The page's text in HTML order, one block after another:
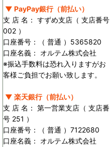
▼ PayPay銀行（前払い）
支 店 名： すずめ支店（ 支店番号
002 ）
口座番号：（ 普通 ）5365820
口座名義： オルテム株式会社
※振込手数料は恐れ入りますがお
客様ご負担でお願い致します。
▼ 楽天銀行（前払い）
支 店 名： 第一営業支店（ 支店番
号 251 ）
口座番号：（ 普通 ）7122680
口座名義： オルテム株式会社